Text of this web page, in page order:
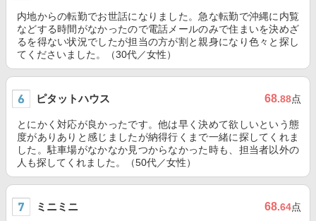
内地からの転勤でお世話になりました。急な転勤で沖縄に内覧
などする時間がなかったので電話メールのみで住まいを決めざ
るを得ない状況でしたが担当の方が割と親身になり色々と探し
てくださいました。（30代／女性）
ピタットハウス 68.88点
とにかく対応が良かったです。他は早く決めて欲しいという態
度がありありと感じましたが納得行くまで一緒に探してくれま
した。駐車場がなかなか見つからなかった時も、担当者以外の
人も探してくれました。（50代／女性）
ミニミニ 68.64点